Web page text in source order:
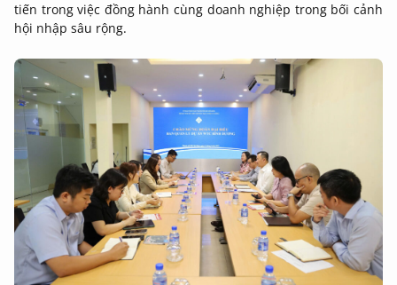
tiến trong việc đồng hành cùng doanh nghiệp trong bối cảnh
hội nhập sâu rộng.